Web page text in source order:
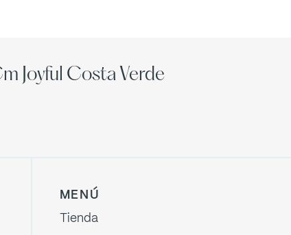
Joyful Costa Verde
MENÚ
Tienda